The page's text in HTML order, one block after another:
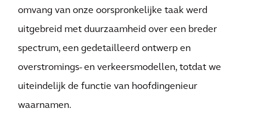
omvang van onze oorspronkelijke taak werd
uitgebreid met duurzaamheid over een breder
spectrum, een gedetailleerd ontwerp en
overstromings- en verkeersmodellen, totdat we
uiteindelijk de functie van hoofdingenieur
waarnamen.